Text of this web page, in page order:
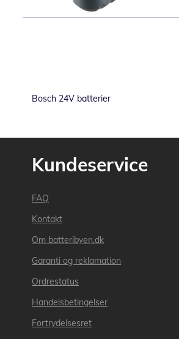
Bosch 24V batterier
Kundeservice
FAQ
Kontakt
Om batteribyen.dk
Garanti og reklamation
Ordrestatus
Handelsbetingelser
Fortrydelsesret